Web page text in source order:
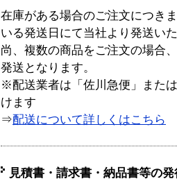
在庫がある場合のご注文につき
いる発送日にて当社より発送い
尚、複数の商品をご注文の場合
発送となります。
※配送業者は「佐川急便」また
けます
⇒配送について詳しくはこちら
見積書・請求書・納品書等の